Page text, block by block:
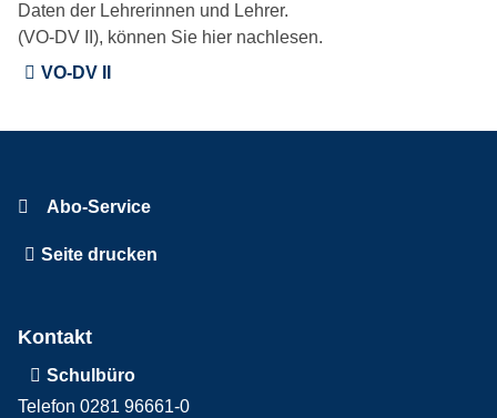
Daten der Lehrerinnen und Lehrer.
(VO-DV II), können Sie hier nachlesen.
VO-DV II
Abo-Service
Seite drucken
Kontakt
Schulbüro
Telefon 0281 96661-0